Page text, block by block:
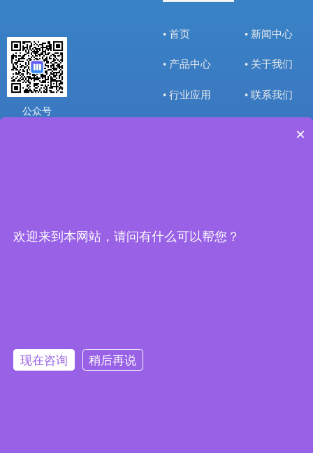
• 首页
• 产品中心
• 行业应用
• 新闻中心
• 关于我们
• 联系我们
办公邮箱： marketing@mic
栋A座2单元1
楼
公众号
×
欢迎来到本网站，请问有什么可以帮您？
现在咨询 稍后再说